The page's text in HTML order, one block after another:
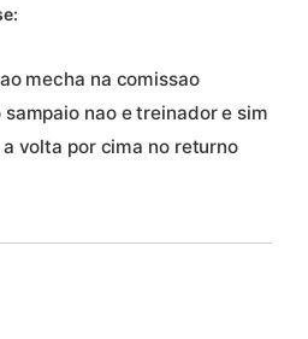
mecha na comissao
nao e treinador e sim
volta por cima no returno